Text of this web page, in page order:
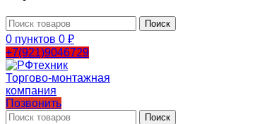
Поиск
0 пунктов 0 ₽
+7(921)9046729
Позвонить
Поиск